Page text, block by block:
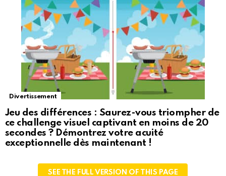
Divertissement
Jeu des différences : Saurez-vous triompher de
ce challenge visuel captivant en moins de 20
secondes ? Démontrez votre acuité
exceptionnelle dès maintenant !
SEE THE FULL VERSION OF THIS PAGE